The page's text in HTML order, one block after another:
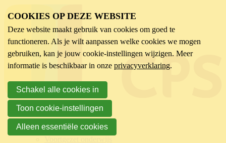
Sector
Kinderopvang
Basisonderwijs
COOKIES OP DEZE WEBSITE
Deze website maakt gebruik van cookies om goed te
functioneren. Als je wilt aanpassen welke cookies we mogen
gebruiken, kan je jouw cookie-instellingen wijzigen. Meer
informatie is beschikbaar in onze privacyverklaring.
Schakel alle cookies in
Toon cookie-instellingen
Alleen essentiële cookies